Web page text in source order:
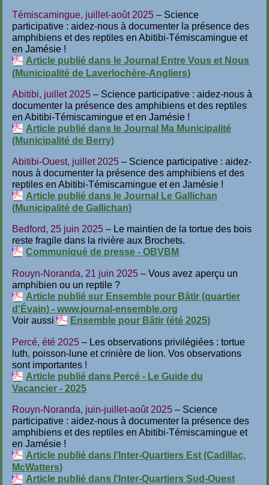
Témiscamingue, juillet-août 2025 – Science
participative : aidez-nous à documenter la présence des
amphibiens et des reptiles en Abitibi-Témiscamingue et
en Jamésie !
Article publié dans le Journal Entre Vous et Nous
(Municipalité de Laverlochère-Angliers)
Abitibi, juillet 2025 – Science participative : aidez-nous à
documenter la présence des amphibiens et des reptiles
en Abitibi-Témiscamingue et en Jamésie !
Article publié dans le Journal Ma Municipalité
(Municipalité de Berry)
Abitibi-Ouest, juillet 2025 – Science participative : aidez-
nous à documenter la présence des amphibiens et des
reptiles en Abitibi-Témiscamingue et en Jamésie !
Article publié dans le Journal Le Gallichan
(Municipalité de Gallichan)
Bedford, 25 juin 2025 – Le maintien de la tortue des bois
reste fragile dans la rivière aux Brochets.
Communiqué de presse - OBVBM
Rouyn-Noranda, 21 juin 2025 – Vous avez aperçu un
amphibien ou un reptile ?
Article publié sur Ensemble pour Bâtir (quartier
d'Évain) - www.journal-ensemble.org
Voir aussi
Ensemble pour Bâtir (été 2025)
Percé, été 2025 – Les observations privilégiées : tortue
luth, poisson-lune et crinière de lion. Vos observations
sont importantes !
Article publié dans Percé - Le Guide du
Vacancier - 2025
Rouyn-Noranda, juin-juillet-août 2025 – Science
participative : aidez-nous à documenter la présence des
amphibiens et des reptiles en Abitibi-Témiscamingue et
en Jamésie !
Article publié dans l'Inter-Quartiers Est (Cadillac,
McWatters)
Article publié dans l'Inter-Quartiers Sud-Ouest